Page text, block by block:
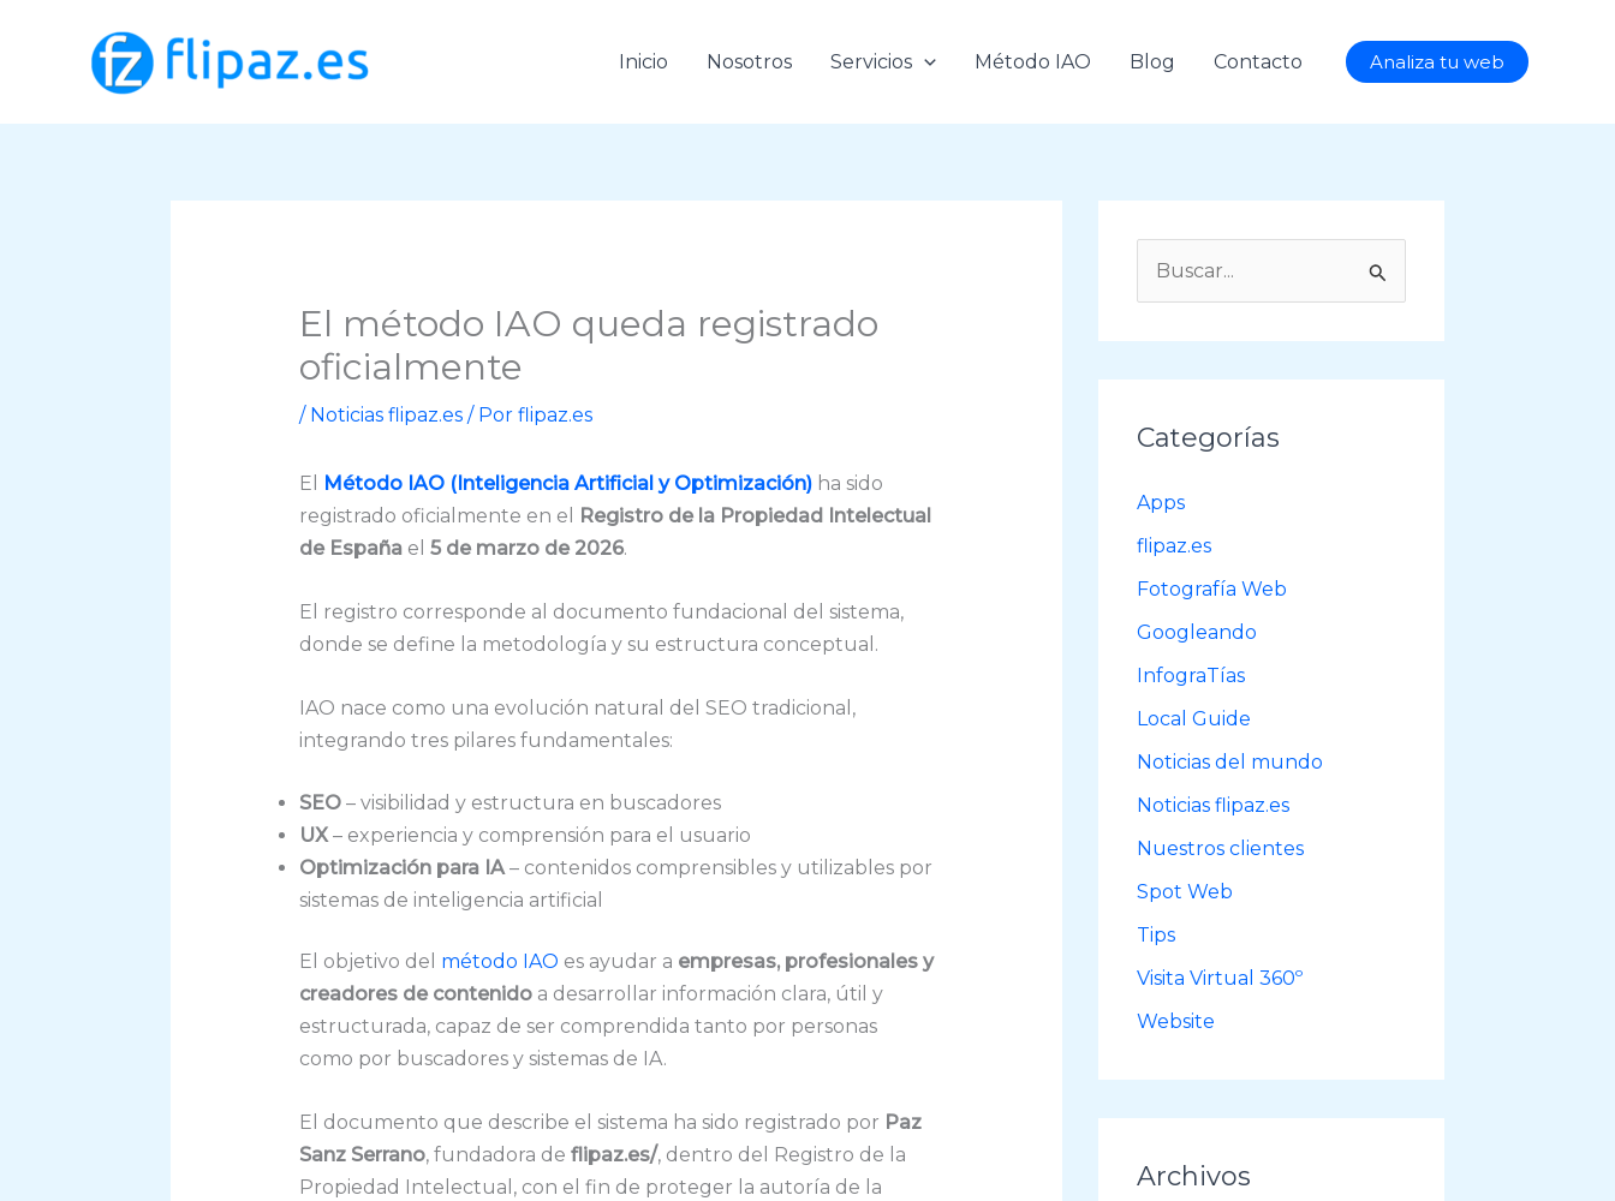
contenido
Inicio Nosotros Servicios Método IAO Blog Contacto Analiza tu web
El método IAO queda registrado
oficialmente
/ Noticias flipaz.es/ Por flipaz.es
El Método IAO (Inteligencia Artificial y Optimización)ha sido
registrado oficialmente en el
Registro de la Propiedad Intelectual
de Españael 5 de marzo de 2026.
El registro corresponde al documento fundacional del sistema,
donde se define la metodología y su estructura conceptual.
IAO nace como una evolución natural del SEO tradicional,
integrando tres pilares fundamentales:
SEO– visibilidad y estructura en buscadores
UX– experiencia y comprensión para el usuario
Optimización para IA– contenidos comprensibles y utilizables por
sistemas de inteligencia artificial
El objetivo del método IAO es ayudar a empresas, profesionales y
creadores de contenidoa desarrollar información clara, útil y
estructurada, capaz de ser comprendida tanto por personas
como por buscadores y sistemas de IA.
El documento que describe el sistema ha sido registrado por Paz
Sanz Serrano, fundadora de flipaz.es/, dentro del Registro de la
Propiedad Intelectual, con el fin de proteger la autoría de la
r
:
Categorías
Apps
flipaz.es
Fotografía Web
Googleando
InfograTías
Local Guide
Noticias del mundo
Noticias flipaz.es
Nuestros clientes
Spot Web
Tips
Visita Virtual 360º
Website
Archivos